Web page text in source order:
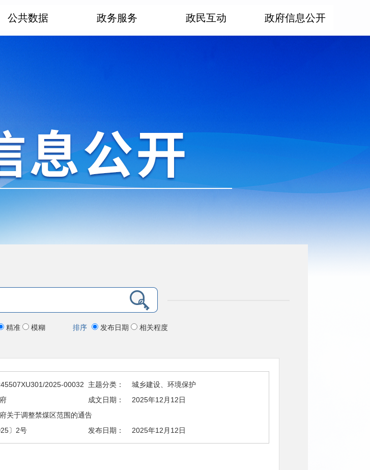
公共数据 政务服务 政民互动 政府信息公开
精准 模糊 排序 发布日期 相关程度
2025-00032 主题分类：
城乡建设、环境保护
成文日期：
2025年12月12日
关于调整禁煤区范围的通告
〕2号 发布日期： 2025年12月12日